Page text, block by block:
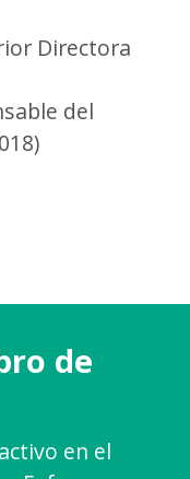
Directora
del
de
en el